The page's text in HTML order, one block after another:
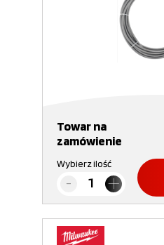
Towar na
zamówienie
Wybierz ilość